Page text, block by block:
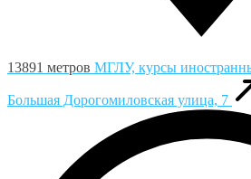
13891 метров МГЛУ, курсы
Большая Дорогомиловская улица, 7